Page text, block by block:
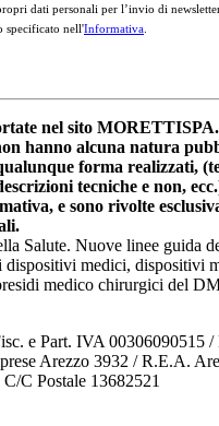
dati personali per l’invio di
specificato nell'Informativa
nel sito
hanno alcuna natura
forma realizzati,
tecniche e non,
e sono rivolte
Salute. Nuove linee guida
dispositivi medici, dispositivi
medico chirurgici del
e Part. IVA 00306090515 /
Arezzo 3932 / R.E.A.
C Postale 13682521